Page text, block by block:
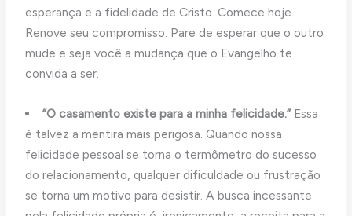
esperança e a fidelidade de Cristo. Comece hoje.
Renove seu compromisso. Pare de esperar que o outro
mude e seja você a mudança que o Evangelho te
convida a ser.
“O casamento existe para a minha felicidade.”Essa
é talvez a mentira mais perigosa. Quando nossa
felicidade pessoal se torna o termômetro do sucesso
do relacionamento, qualquer dificuldade ou frustração
se torna um motivo para desistir. A busca incessante